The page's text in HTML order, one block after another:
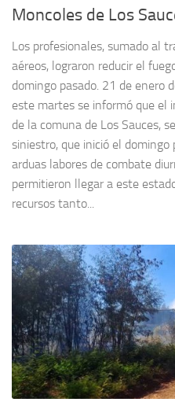
Moncoles de Los
Los profesionales, sumado al
aéreos, lograron reducir el
domingo pasado. 21 de enero
este martes se informó que el
de la comuna de Los Sauces,
siniestro, que inició el
arduas labores de combate
permitieron llegar a este
recursos tanto...